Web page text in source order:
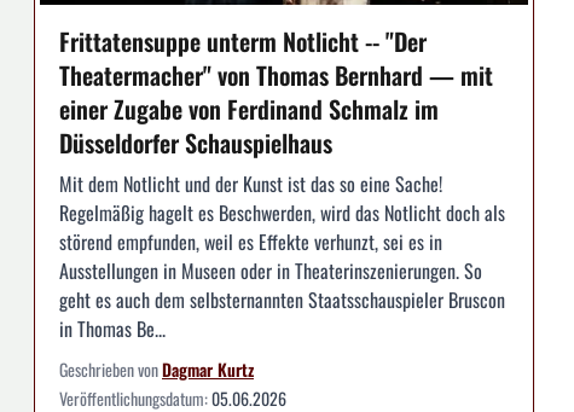
Frittatensuppe unterm Notlicht -- "Der
Theatermacher" von Thomas Bernhard — mit
einer Zugabe von Ferdinand Schmalz im
Düsseldorfer Schauspielhaus
Mit dem Notlicht und der Kunst ist das so eine Sache!
Regelmäßig hagelt es Beschwerden, wird das Notlicht doch als
störend empfunden, weil es Effekte verhunzt, sei es in
Ausstellungen in Museen oder in Theaterinszenierungen. So
geht es auch dem selbsternannten Staatsschauspieler Bruscon
in Thomas Be...
Geschrieben vonDagmar Kurtz
Veröffentlichungsdatum:05.06.2026